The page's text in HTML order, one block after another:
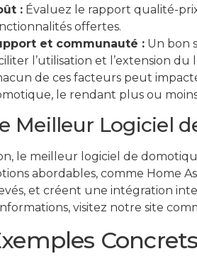
: Évaluez le rapport qualité-
offertes.
et communauté : Un bon
l’utilisation et l’extension du
de ces facteurs peut
le rendant plus ou
Meilleur Logiciel
le meilleur logiciel de
abordables, comme Home
et créent une intégration
visitez notre site